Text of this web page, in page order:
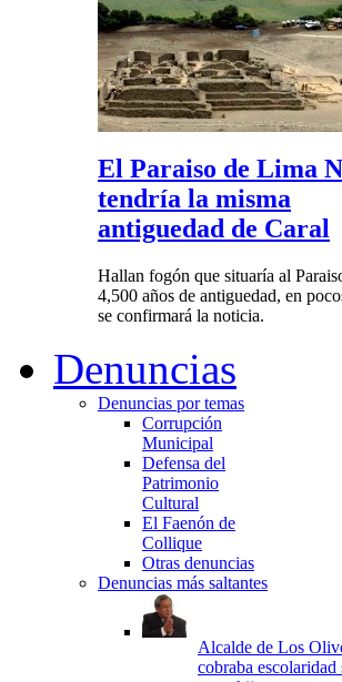
El Paraiso de Lima
tendría la misma
antiguedad de Caral
Hallan fogón que situaría al
4,500 años de antiguedad, en
se confirmará la noticia.
Denuncias
Denuncias por temas
Corrupción
Municipal
Defensa del
Patrimonio
Cultural
El Faenón de
Collique
Otras denuncias
Denuncias más saltantes
Alcalde de Los
cobraba escolaridad